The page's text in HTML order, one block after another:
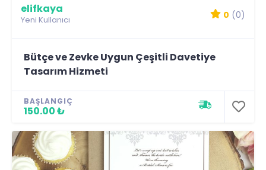
elifkaya
Yeni Kullanıcı 0 (0)
Bütçe ve Zevke Uygun Çeşitli Davetiye
Tasarım Hizmeti
BAŞLANGIÇ
150.00 ₺